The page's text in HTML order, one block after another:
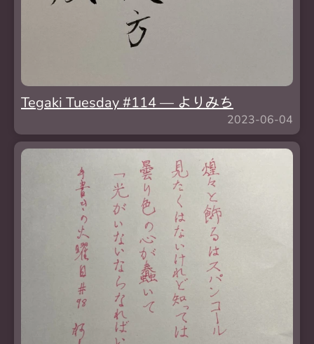
Tegaki Tuesday #114 — よりみち
2023-06-04